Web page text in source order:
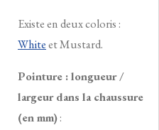
Existe en deux coloris :
Whiteet Mustard.
Pointure : longueur /
largeur dans la chaussure
(en mm):